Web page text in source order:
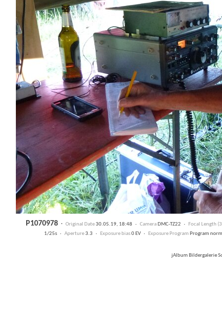
P1070978 · Original Date30.05.19, 18:48 · CameraDMC-TZ22 · Focal Length
1/25s · Aperture3.3 · Exposure bias0 EV · Exposure Program Program
jAlbum Bildergalerie